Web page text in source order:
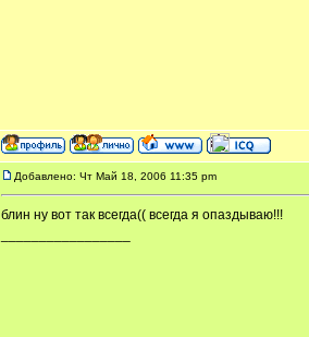
Добавлено: Чт Май 18, 2006 11:35 pm
блин ну вот так всегда(( всегда я опаздываю!!!